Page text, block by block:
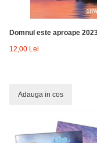
Domnul este aproape
12,00 Lei
Adauga in cos